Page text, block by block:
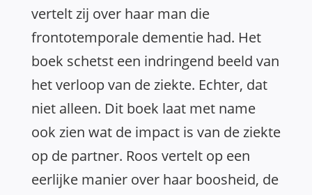
vertelt zij over haar man die
frontotemporale dementie had. Het
boek schetst een indringend beeld van
het verloop van de ziekte. Echter, dat
niet alleen. Dit boek laat met name
ook zien wat de impact is van de ziekte
op de partner. Roos vertelt op een
eerlijke manier over haar boosheid, de